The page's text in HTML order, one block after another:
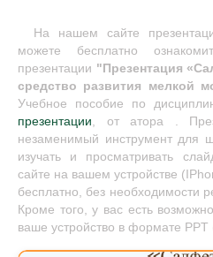
На нашем сайте
можете бесплатно
презентации "Презентация
средство развития мелкой
Учебное пособие по
презентации, от атора .
незаменимый инструмент для
изучать и просматривать
сайте на вашем устройстве
бесплатно, без необходимости
Кроме того, у вас есть
ваше устройство в формате PPT